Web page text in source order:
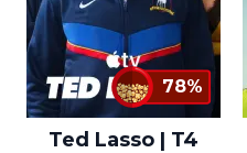
78%
Ted Lasso | T4